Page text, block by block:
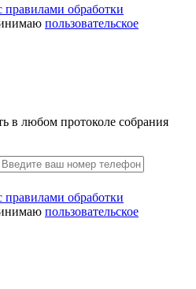
правилами обработки
пользовательское
в любом протоколе собрания
правилами обработки
пользовательское